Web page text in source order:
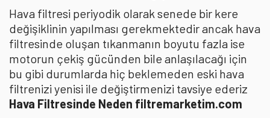
Hava filtresi periyodik olarak senede bir kere
değişiklinin yapılması gerekmektedir ancak hava
filtresinde oluşan tıkanmanın boyutu fazla ise
motorun çekiş gücünden bile anlaşılacağı için
bu gibi durumlarda hiç beklemeden eski hava
filtrenizi yenisi ile değiştirmenizi tavsiye ederiz
Hava Filtresinde Neden filtremarketim.com